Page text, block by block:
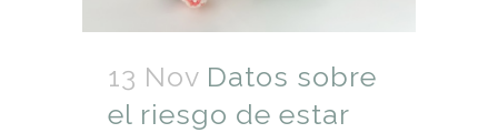
13 Nov Datos sobre
el riesgo de estar